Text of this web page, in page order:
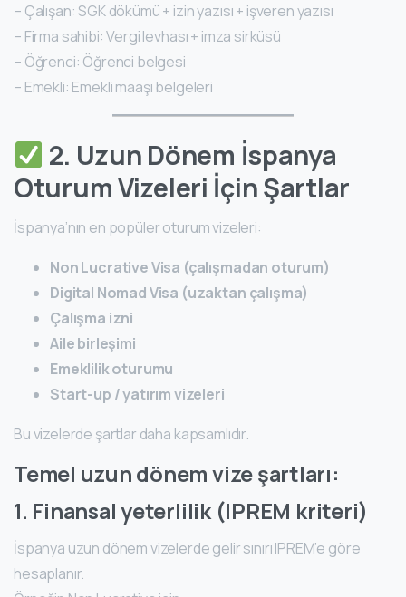
– Çalışan: SGK dökümü + izin yazısı + işveren yazısı
– Firma sahibi: Vergi levhası + imza sirküsü
– Öğrenci: Öğrenci belgesi
– Emekli: Emekli maaşı belgeleri
2. Uzun Dönem İspanya
Oturum Vizeleri İçin Şartlar
İspanya’nın en popüler oturum vizeleri:
Non Lucrative Visa (çalışmadan oturum)
Digital Nomad Visa (uzaktan çalışma)
Çalışma izni
Aile birleşimi
Emeklilik oturumu
Start-up / yatırım vizeleri
Bu vizelerde şartlar daha kapsamlıdır.
Temel uzun dönem vize şartları:
1. Finansal yeterlilik (IPREM kriteri)
İspanya uzun dönem vizelerde gelir sınırı IPREM’e göre
hesaplanır.